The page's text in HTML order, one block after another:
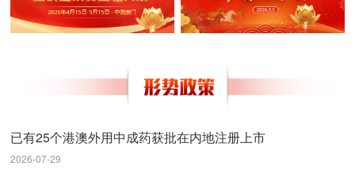
已有25个港澳外用中成药获批在内地注册上市
2026-07-29